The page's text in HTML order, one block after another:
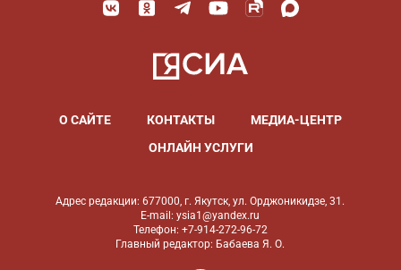
О САЙТЕ КОНТАКТЫ
МЕДИА-ЦЕНТР
ОНЛАЙН УСЛУГИ
Адрес редакции: 677000, г. Якутск, ул. Орджоникидзе, 31.
E-mail: ysia1@yandex.ru
Телефон: +7-914-272-96-72
Главный редактор: Бабаева Я. О.